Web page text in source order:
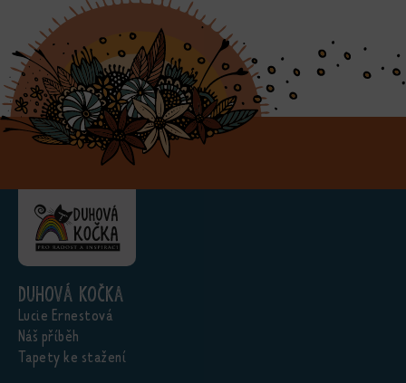
Duhová kočka
Lucie Ernestová
Náš příběh
Tapety ke stažení